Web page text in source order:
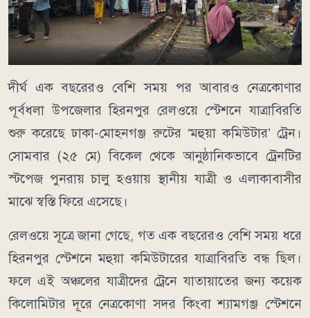
দীর্ঘ এক বছরেরও বেশি সময় পর আবারও নেত্রকোণার
পূর্বধলা উপজেলার হিরনপুর রেলওয়ে স্টেশনে যাত্রাবিরতি
শুরু করেছে ঢাকা-মোহনগঞ্জ রুটের ‘মহুয়া কমিউটার’ ট্রেন।
সোমবার (২৫ মে) বিকেল থেকে আনুষ্ঠানিকভাবে ট্রেনটির
স্টপেজ পুনরায় চালু হওয়ায় স্থানীয় যাত্রী ও এলাকাবাসীর
মাঝে স্বস্তি ফিরে এসেছে।
রেলওয়ে সূত্রে জানা গেছে, গত এক বছরেরও বেশি সময় ধরে
হিরনপুর স্টেশনে মহুয়া কমিউটারের যাত্রাবিরতি বন্ধ ছিল।
ফলে এই অঞ্চলের যাত্রীদের ট্রেনে যাতায়াতের জন্য কয়েক
কিলোমিটার দূরে নেত্রকোণা সদর কিংবা শ্যামগঞ্জ স্টেশনে